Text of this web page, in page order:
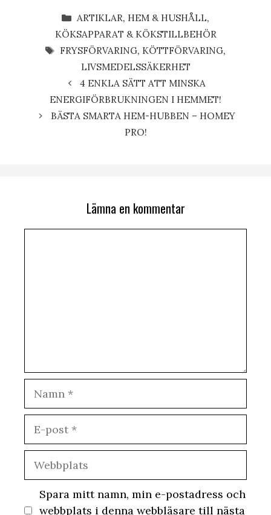
KATEGORIER
ARTIKLAR, HEM & HUSHÅLL,
KÖKSAPPARAT & KÖKSTILLBEHÖR
ETIKETTER
FRYSFÖRVARING, KÖTTFÖRVARING,
LIVSMEDELSSÄKERHET
4 ENKLA SÄTT ATT MINSKA
ENERGIFÖRBRUKNINGEN I HEMMET!
BÄSTA SMARTA HEM-HUBBEN – HOMEY
PRO!
Lämna en kommentar
Spara mitt namn, min e-postadress och
webbplats i denna webbläsare till nästa